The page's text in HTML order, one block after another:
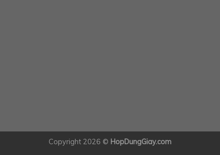
Copyright 2026 © HopDungGiay.com